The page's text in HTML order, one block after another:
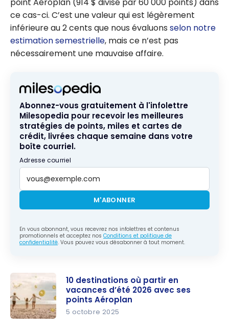
ce cas-ci. C’est une valeur qui est légèrement
inférieure au 2 cents que nous évaluons selon notre
estimation semestrielle, mais ce n’est pas
nécessairement une mauvaise affaire.
Abonnez-vous gratuitement à l'infolettre
Milesopedia pour recevoir les meilleures
stratégies de points, miles et cartes de
crédit, livrées chaque semaine dans votre
boîte courriel.
Adresse courriel
M'ABONNER
En vous abonnant, vous recevrez nos infolettres et contenus
promotionnels et acceptez nos Conditions et politique de
confidentialité. Vous pouvez vous désabonner à tout moment.
10 destinations où partir en
vacances d’été 2026 avec ses
points Aéroplan
5 octobre 2025